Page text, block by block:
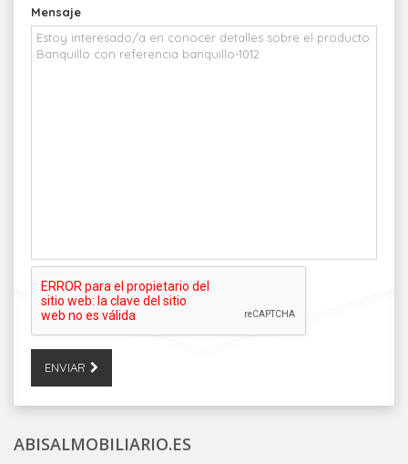
Mensaje
ENVIAR
ABISALMOBILIARIO.ES